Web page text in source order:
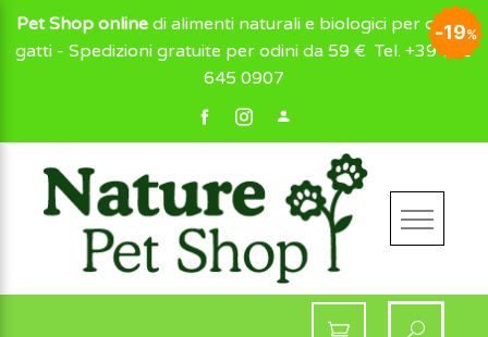
Pet Shop online di alimenti naturali e biologici per cani e
gatti - Spedizioni gratuite per odini da 59 € Tel. +39 049
645 0907
NaturePetShop
23%
8%
8%
20%
20%
8%
8%
19%
19%